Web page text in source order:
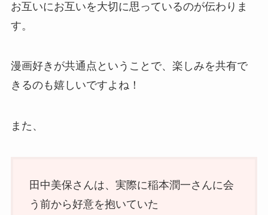
お互いにお互いを大切に思っているのが伝わりま
す。
漫画好きが共通点ということで、楽しみを共有で
きるのも嬉しいですよね！
また、
田中美保さんは、実際に稲本潤一さんに会
う前から好意を抱いていた